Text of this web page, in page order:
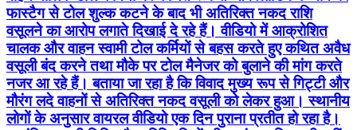
फास्टैग से टोल शुल्क कटने के बाद भी अतिरिक्त नकद राशि
वसूलने का आरोप लगाते दिखाई दे रहे हैं। वीडियो में आक्रोशित
चालक और वाहन स्वामी टोल कर्मियों से बहस करते हुए कथित अवैध
वसूली बंद करने तथा मौके पर टोल मैनेजर को बुलाने की मांग करते
नजर आ रहे हैं। बताया जा रहा है कि विवाद मुख्य रूप से गिट्टी और
मौरंग लदे वाहनों से अतिरिक्त नकद वसूली को लेकर हुआ। स्थानीय
लोगों के अनुसार वायरल वीडियो एक दिन पुराना प्रतीत हो रहा है।